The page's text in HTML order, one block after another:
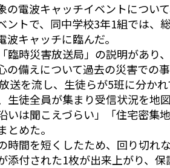
電波キャッチイベントについ
トで、同中学校3年1組では、
キャッチに臨んだ。
時災害放送局」の説明があり
備えについて過去の災害での
送を流し、生徒らが5班に分か
徒全員が集まり受信状況を地
は聞こえづらい」「住宅密集
めた。
間を短くしたため、回り切れ
付された1枚が出来上がり、